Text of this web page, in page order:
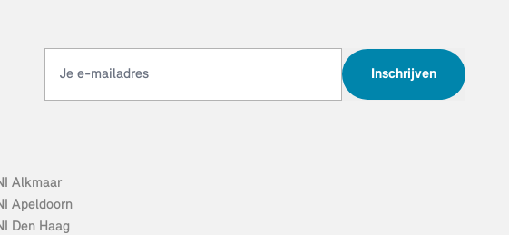
Inschrijven
Alkmaar
Apeldoorn
Den Haag